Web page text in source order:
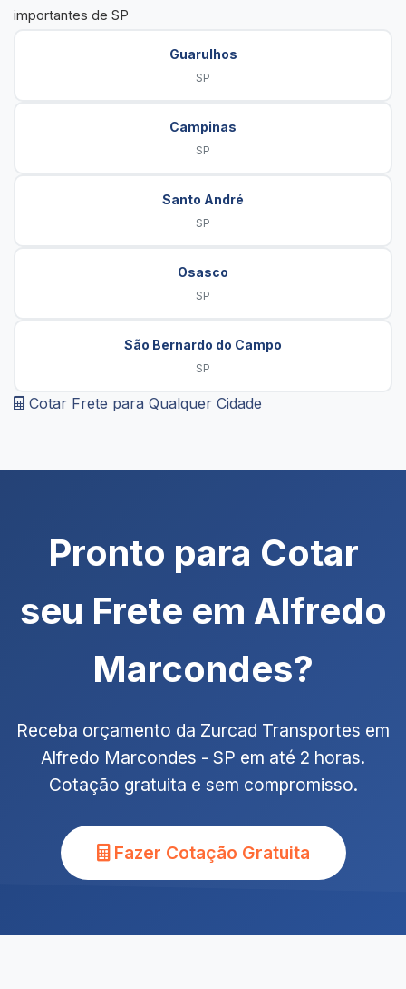
importantes de SP
Guarulhos
SP
Campinas
SP
Santo André
SP
Osasco
SP
São Bernardo do Campo
SP
Cotar Frete para Qualquer Cidade
Pronto para Cotar
seu Frete em Alfredo
Marcondes?
Receba orçamento da Zurcad Transportes em
Alfredo Marcondes - SP em até 2 horas.
Cotação gratuita e sem compromisso.
Fazer Cotação Gratuita